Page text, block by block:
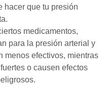
hacer que tu presión
medicamentos,
para la presión arterial y
menos efectivos, mientras
o causen efectos